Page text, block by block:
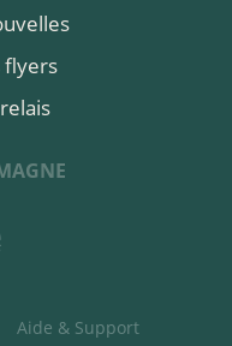
flyers
Aide & Support